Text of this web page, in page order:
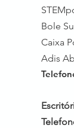
Bole
Caixa
Adis